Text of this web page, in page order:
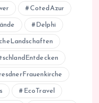
CotedAzur
Delphi
EcoTravel